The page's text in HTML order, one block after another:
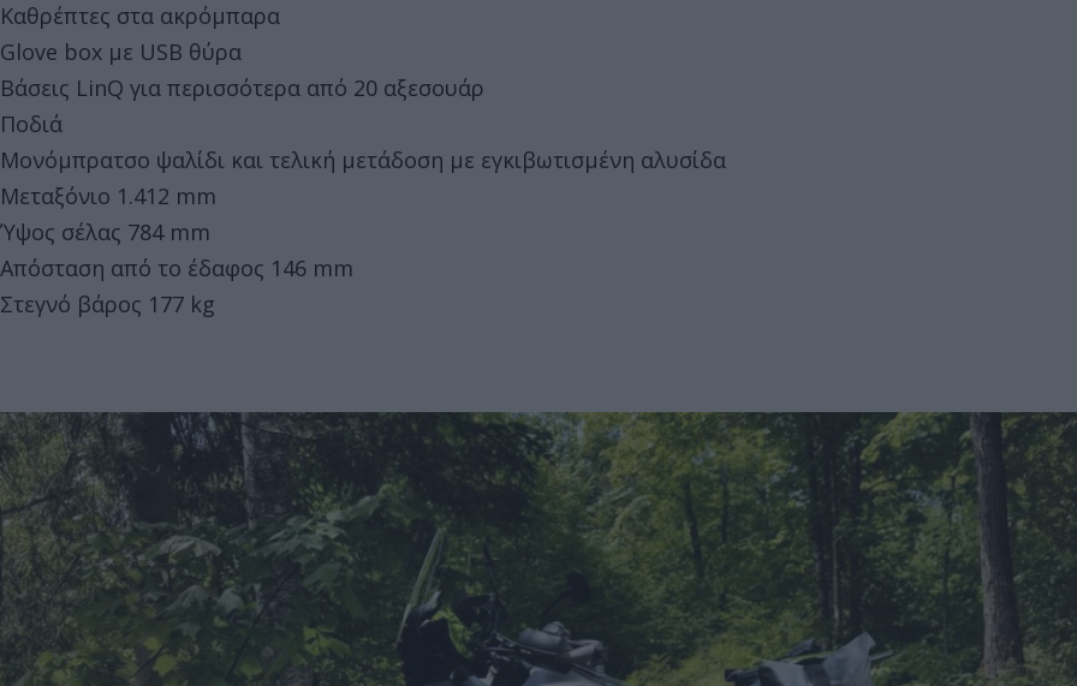
Καθρέπτες στα ακρόμπαρα
Glove box με USB θύρα
Βάσεις LinQ για περισσότερα από 20 αξεσουάρ
Ποδιά
Μονόμπρατσο ψαλίδι και τελική μετάδοση με εγκιβωτισμένη αλυσίδα
Μεταξόνιο 1.412 mm
Ύψος σέλας 784 mm
Απόσταση από το έδαφος 146 mm
Στεγνό βάρος 177 kg